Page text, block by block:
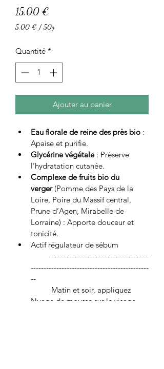
15,00 €
5,00 € /50g
pour
50
Grammes
Quantité *
Ajouter au panier
Eau florale de reine des près bio :
Apaise et purifie.
Glycérine végétale : Préserve
l’hydratation cutanée.
Complexe de fruits bio du
verger (Pomme des Pays de la
Loire, Poire du Massif central,
Prune d’Agen, Mirabelle de
Lorraine) : Apporte douceur et
tonicité.
Actif régulateur de sébum
----------------------------------------------
--
Nuage de mousse sur le visage